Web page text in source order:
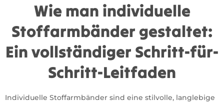
Wie man individuelle
Stoffarmbänder gestaltet:
Ein vollständiger Schritt-für-
Schritt-Leitfaden
Individuelle Stoffarmbänder sind eine stilvolle, langlebige